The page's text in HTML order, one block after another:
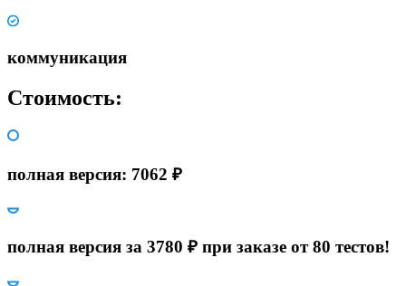
коммуникация
Стоимость:
полная версия: 7062 ₽
полная версия за 3780 ₽ при заказе от 80 тестов!